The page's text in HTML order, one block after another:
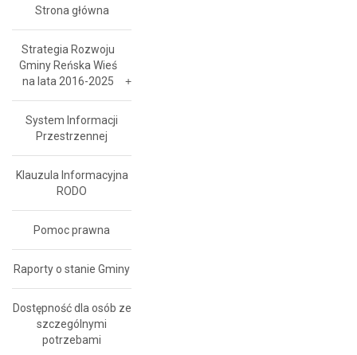
Strona główna
Strategia Rozwoju
Gminy Reńska Wieś
na lata 2016-2025
System Informacji
Przestrzennej
Klauzula Informacyjna
RODO
Pomoc prawna
Raporty o stanie Gminy
Dostępność dla osób ze
szczególnymi
potrzebami